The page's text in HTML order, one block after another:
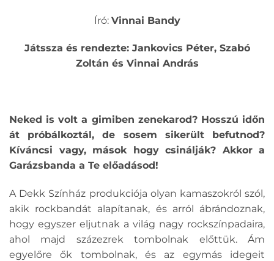
Író: Vinnai Bandy
Játssza és rendezte: Jankovics Péter, Szabó
Zoltán és Vinnai András
Neked is volt a gimiben zenekarod? Hosszú időn
át próbálkoztál, de sosem sikerült befutnod?
Kíváncsi vagy, mások hogy csinálják? Akkor a
Garázsbanda a Te előadásod!
A Dekk Színház produkciója olyan kamaszokról szól,
akik rockbandát alapítanak, és arról ábrándoznak,
hogy egyszer eljutnak a világ nagy rockszínpadaira,
ahol majd százezrek tombolnak előttük. Ám
egyelőre ők tombolnak, és az egymás idegeit